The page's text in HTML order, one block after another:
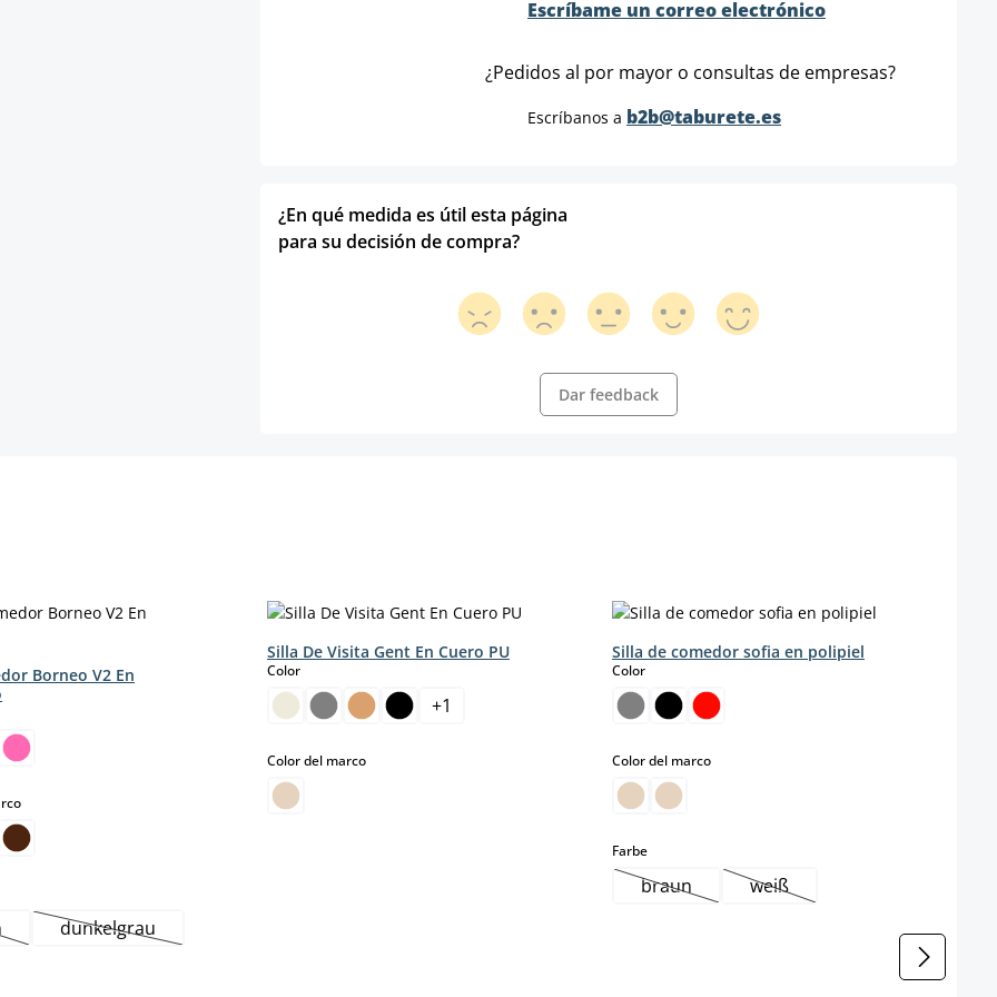
Escríbame un correo electrónico
¿Pedidos al por mayor o consultas de empresas?
Escríbanos a b2b@taburete.es
¿En qué medida es útil esta página
para su decisión de compra?
Dar feedback
Borneo V2 En
select
opción no está disponible en este momento.)
dunkelgrau(Esta opción no está disponible en este momento.)
Silla De Visita Gent En Cuero PU
Colorselect
+1
Color del marcoselect
Silla de comedor sofia en polipiel
Colorselect
Color del marcoselect
Farbeselect
braun(Esta opción no está disponible en este
weiß(Esta opción no está